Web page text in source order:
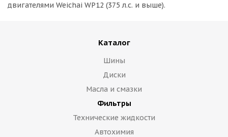
двигателями Weichai WP12 (375 л.с. и выше).
Каталог
Шины
Диски
Масла и смазки
Фильтры
Технические жидкости
Автохимия